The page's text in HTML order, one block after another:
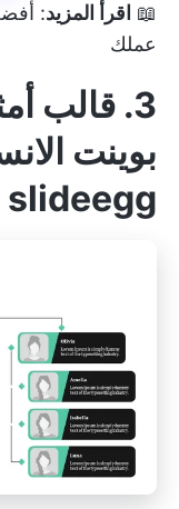
📖 اقرأ المزيد:
عملك
3. قالب
بوينت
slideegg